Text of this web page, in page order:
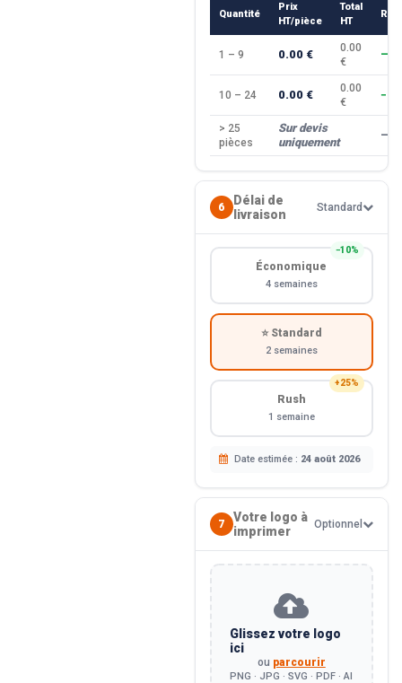
Quantité
Prix
HT/pièce
Total
HT
1 – 9 0.00 €
0.00
€
—
10 – 24 0.00 €
0.00
€
> 25
pièces
Sur devis
uniquement
—
6
Délai de
livraison
Standard
−10%
Économique
4 semaines
⭐ Standard
2 semaines
+25%
Rush
1 semaine
Date estimée : 24 août 2026
7
Votre logo à
imprimer
Optionnel
Glissez votre logo
ici
ou parcourir
PNG · JPG · SVG · PDF · AI